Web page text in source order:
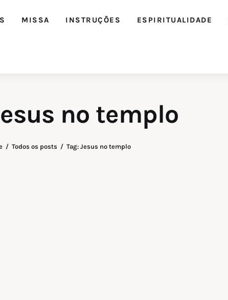
MISSA INSTRUÇÕES ESPIRITUALIDADE
no templo
Todos os posts Tag: Jesus no templo